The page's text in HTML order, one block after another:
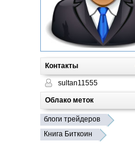
Контакты
sultan11555
Облако меток
блоги трейдеров
Книга Биткоин